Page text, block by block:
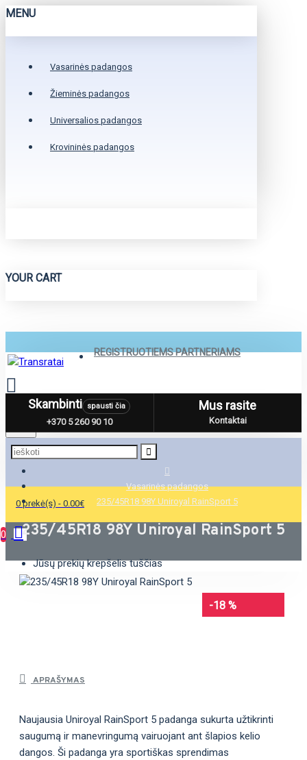
MENU
Vasarinės padangos
Žieminės padangos
Universalios padangos
Krovininės padangos
YOUR CART
REGISTRUOTIEMS PARTNERIAMS
Menu
0 prekė(s) - 0.00€
0
Jūsų prekių krepšelis tuščias
Skambinti spausti čia
+370 5 260 90 10
Mus rasite
Kontaktai
Vasarinės padangos
235/45R18 98Y Uniroyal RainSport 5
235/45R18 98Y Uniroyal RainSport 5
-18 %
APRAŠYMAS
Naujausia Uniroyal RainSport 5 padanga sukurta užtikrinti
saugumą ir manevringumą vairuojant ant šlapios kelio
dangos. Ši padanga yra sportiškas sprendimas